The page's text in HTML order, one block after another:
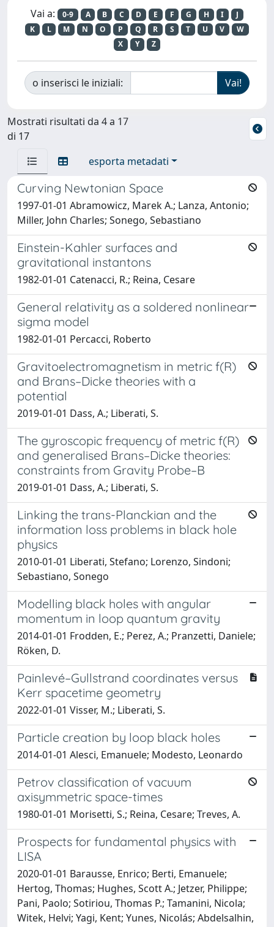
Vai a: 0-9 A B C D E F G H I
J
K
L M N O P Q R S T U V
W
X
Y Z
o inserisci le iniziali:
Mostrati risultati da 4 a 17
di 17
esporta metadati
Curving Newtonian Space
1997-01-01 Abramowicz, Marek A.; Lanza, Antonio;
Miller, John Charles; Sonego, Sebastiano
Einstein-Kahler surfaces and
gravitational instantons
1982-01-01 Catenacci, R.; Reina, Cesare
General relativity as a soldered nonlinear
sigma model
1982-01-01 Percacci, Roberto
Gravitoelectromagnetism in metric f(R)
and Brans–Dicke theories with a
potential
2019-01-01 Dass, A.; Liberati, S.
The gyroscopic frequency of metric f(R)
and generalised Brans–Dicke theories:
constraints from Gravity Probe–B
2019-01-01 Dass, A.; Liberati, S.
Linking the trans-Planckian and the
information loss problems in black hole
physics
2010-01-01 Liberati, Stefano; Lorenzo, Sindoni;
Sebastiano, Sonego
Modelling black holes with angular
momentum in loop quantum gravity
2014-01-01 Frodden, E.; Perez, A.; Pranzetti, Daniele;
Röken, D.
Painlevé–Gullstrand coordinates versus
Kerr spacetime geometry
2022-01-01 Visser, M.; Liberati, S.
Particle creation by loop black holes
2014-01-01 Alesci, Emanuele; Modesto, Leonardo
Petrov classification of vacuum
axisymmetric space-times
1980-01-01 Morisetti, S.; Reina, Cesare; Treves, A.
Prospects for fundamental physics with
LISA
2020-01-01 Barausse, Enrico; Berti, Emanuele;
Hertog, Thomas; Hughes, Scott A.; Jetzer, Philippe;
Pani, Paolo; Sotiriou, Thomas P.; Tamanini, Nicola;
Witek, Helvi; Yagi, Kent; Yunes, Nicolás; Abdelsalhin,